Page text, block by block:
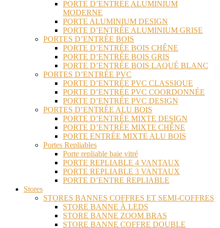
PORTE D’ENTRÉE ALUMINIUM
MODERNE
PORTE ALUMINIUM DESIGN
PORTE D’ENTRÉE ALUMINIUM GRISE
PORTES D’ENTRÉE BOIS
PORTE D’ENTRÉE BOIS CHÊNE
PORTE D’ENTRÉE BOIS GRIS
PORTE D’ENTRÉE BOIS LAQUÉ BLANC
PORTES D’ENTRÉE PVC
PORTE D’ENTRÉE PVC CLASSIQUE
PORTE D’ENTRÉE PVC COORDONNÉE
PORTE D’ENTRÉE PVC DESIGN
PORTES D’ENTRÉE ALU BOIS
PORTE D’ENTRÉE MIXTE DESIGN
PORTE D’ENTRÉE MIXTE CHÊNE
PORTE ENTRÉE MIXTE ALU BOIS
Portes Repliables
Porte repliable baie vitré
PORTE REPLIABLE 4 VANTAUX
PORTE REPLIABLE 3 VANTAUX
PORTE D’ENTRE REPLIABLE
Stores
STORES BANNES COFFRES ET SEMI-COFFRES
STORE BANNE À LEDS
STORE BANNE ZOOM BRAS
STORE BANNE COFFRE DOUBLE